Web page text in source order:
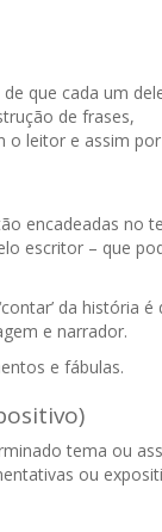
que cada um
de frases,
o leitor e assim
encadeadas no
escritor – que
da história é
e narrador.
e fábulas.
tema ou
ou